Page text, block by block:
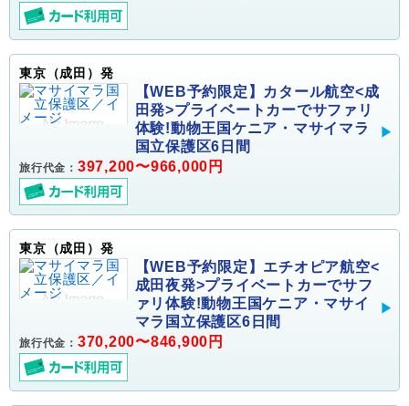
東京（成田）発
【WEB予約限定】カタール航空<成
田発>プライベートカーでサファリ
体験!動物王国ケニア・マサイマラ
国立保護区6日間
旅行代金： 397,200〜966,000円
東京（成田）発
【WEB予約限定】エチオピア航空<
成田夜発>プライベートカーでサフ
ァリ体験!動物王国ケニア・マサイ
マラ国立保護区6日間
旅行代金： 370,200〜846,900円